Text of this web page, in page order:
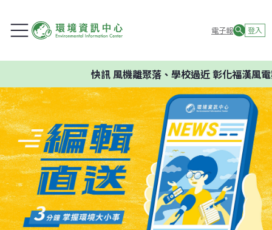
電子報 登入
快訊風機離聚落、學校過近 彰化福漢風電